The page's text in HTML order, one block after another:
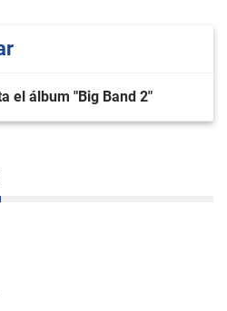
el álbum "Big Band 2"